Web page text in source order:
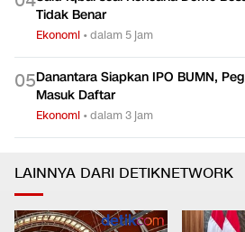
Tidak Benar
Ekonomi •dalam 5 jam
05Danantara Siapkan IPO BUMN,
Masuk Daftar
Ekonomi •dalam 3 jam
LAINNYA DARI DETIKNETWORK